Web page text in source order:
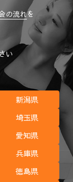
の流れを
い
新潟県
埼玉県
愛知県
兵庫県
徳島県